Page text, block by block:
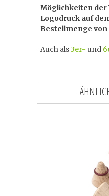
Möglichkeiten der
Logodruck auf
Bestellmenge von
Auch als3er- und